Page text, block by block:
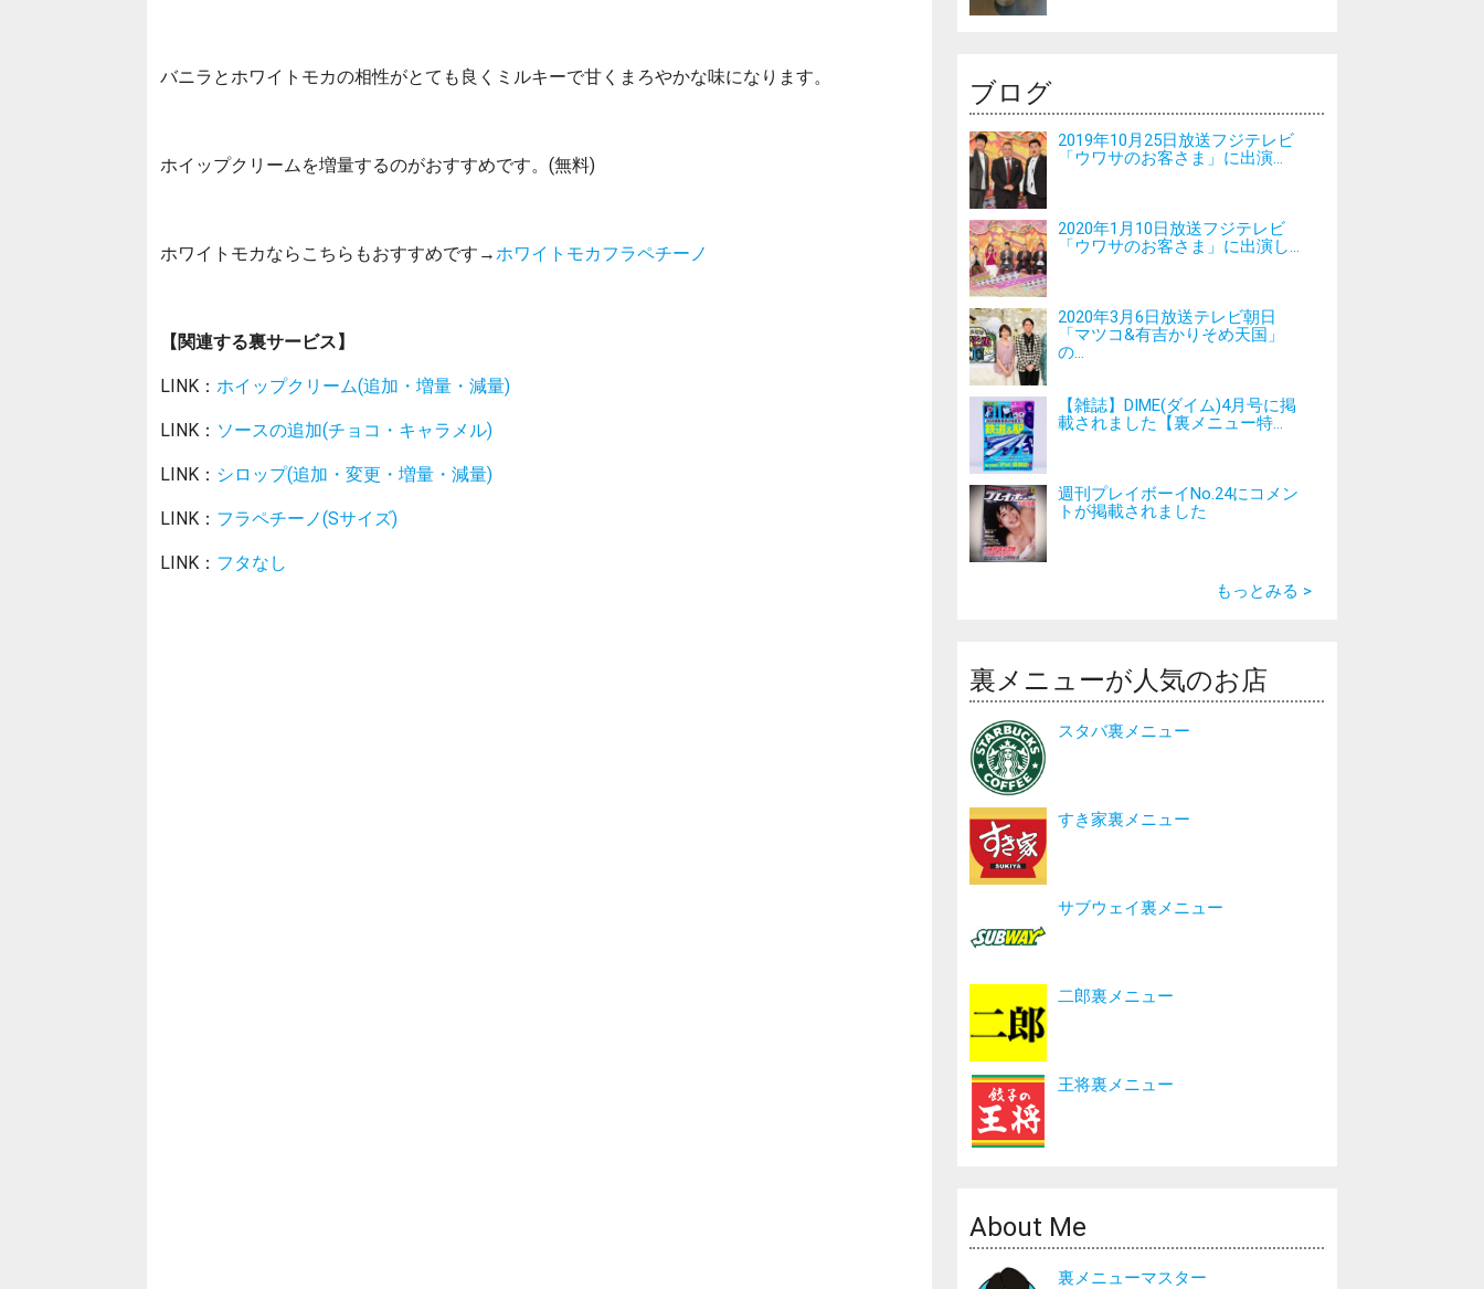
バニラとホワイトモカの相性がとても良くミルキーで甘くまろやかな味になります。
ホイップクリームを増量するのがおすすめです。(無料)
ホワイトモカならこちらもおすすめです→ ホワイトモカフラペチーノ
【関連する裏サービス】
LINK： ホイップクリーム(追加・増量・減量)
LINK： ソースの追加(チョコ・キャラメル)
LINK： シロップ(追加・変更・増量・減量)
LINK： フラペチーノ(Sサイズ)
LINK： フタなし
ブログ
2019年10月25日放送フジテレビ
「ウワサのお客さま」に出演...
2020年1月10日放送フジテレビ
「ウワサのお客さま」に出演し...
2020年3月6日放送テレビ朝日
「マツコ&有吉かりそめ天国」
の...
【雑誌】DIME(ダイム)4月号に掲
載されました【裏メニュー特...
週刊プレイボーイNo.24にコメン
トが掲載されました
もっとみる >
裏メニューが人気のお店
スタバ裏メニュー
すき家裏メニュー
サブウェイ裏メニュー
二郎裏メニュー
王将裏メニュー
About Me
裏メニューマスター